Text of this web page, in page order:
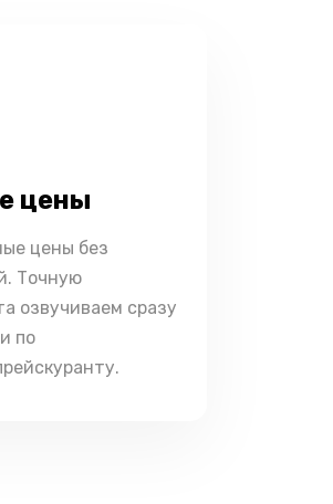
цены
цены без
Точную
озвучиваем сразу
по